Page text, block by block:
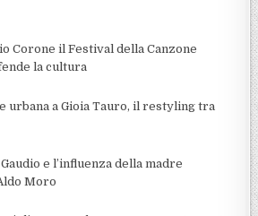
Corone il Festival della Canzone
la cultura
urbana a Gioia Tauro, il restyling tra
e l’influenza della madre
Moro